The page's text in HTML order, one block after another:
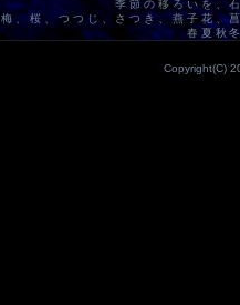
季節の移ろいを、
梅、桜、つつじ、さつき、燕子花、
春夏秋
Copyright(C)